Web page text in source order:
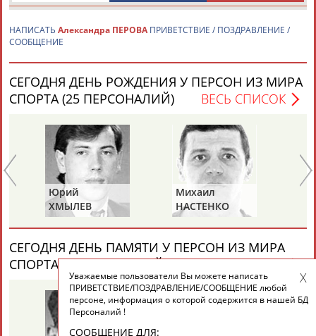
ТАБЛО АКТИВНОСТИ
Вопросы сотрудничества и совместной деятельности inform@infosport.ru
© Стадион, 1998-2026
Разработка и поддержка ООО НАИТ «Стадион»
Адресов в новостной рассылке: 996
НАПИСАТЬ Александра ПЕРОВА ПРИВЕТСТВИЕ / ПОЗДРАВЛЕНИЕ /
СООБЩЕНИЕ
СЕГОДНЯ ДЕНЬ РОЖДЕНИЯ У ПЕРСОН ИЗ МИРА
СПОРТА (25 ПЕРСОНАЛИЙ)
ВЕСЬ СПИСОК
Юрий
ХМЫЛЕВ
Михаил
НАСТЕНКО
СЕГОДНЯ ДЕНЬ ПАМЯТИ У ПЕРСОН ИЗ МИРА
СПОРТА (4 ПЕРСОНАЛИЙ)
ВЕСЬ СПИСОК
Уважаемые пользователи Вы можете написать
ПРИВЕТСТВИЕ/ПОЗДРАВЛЕНИЕ/СООБЩЕНИЕ любой
персоне, информация о которой содержится в нашей БД
Персоналий !
СООБЩЕНИЕ ДЛЯ: